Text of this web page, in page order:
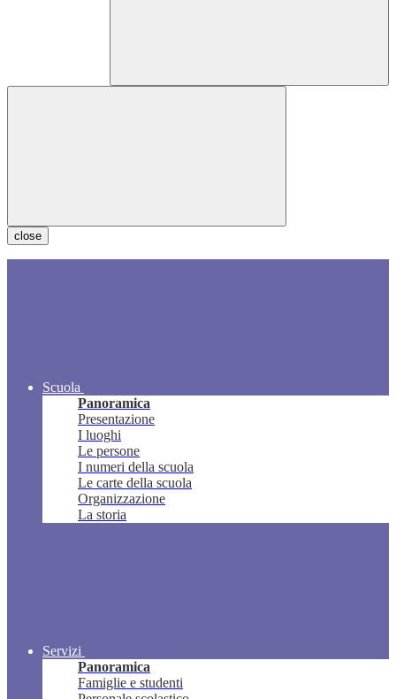
close
Scuola
Panoramica
Presentazione
I luoghi
Le persone
I numeri della scuola
Le carte della scuola
Organizzazione
La storia
Servizi
Panoramica
Famiglie e studenti